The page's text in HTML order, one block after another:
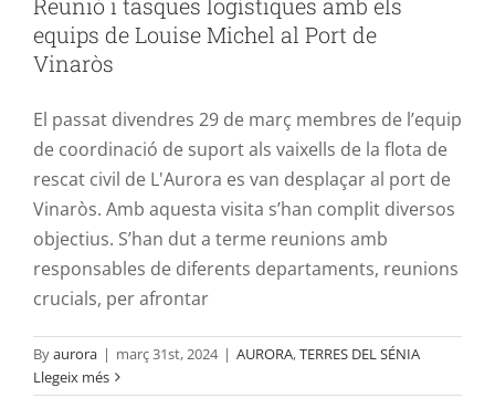
Contacte
Reunió i tasques logístiques amb els
equips de Louise Michel al Port de
Vinaròs
El passat divendres 29 de març membres de l’equip
de coordinació de suport als vaixells de la flota de
rescat civil de L'Aurora es van desplaçar al port de
Vinaròs. Amb aquesta visita s’han complit diversos
objectius. S’han dut a terme reunions amb
responsables de diferents departaments, reunions
crucials, per afrontar
Byaurora | març 31st, 2024 | AURORA,TERRES DEL SÉNIA
Llegeix mésSuport, estima i solidaritat amb el